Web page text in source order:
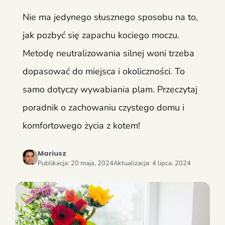
Nie ma jedynego słusznego sposobu na to,
jak pozbyć się zapachu kociego moczu.
Metodę neutralizowania silnej woni trzeba
dopasować do miejsca i okoliczności. To
samo dotyczy wywabiania plam. Przeczytaj
poradnik o zachowaniu czystego domu i
komfortowego życia z kotem!
Mariusz
Publikacja: 20 maja, 2024Aktualizacja: 4 lipca, 2024